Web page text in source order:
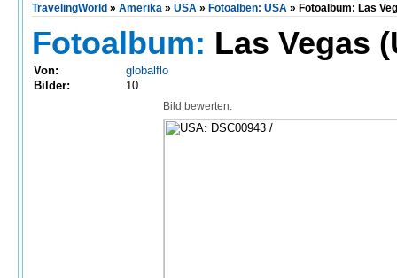
TravelingWorld » Amerika » USA » Fotoalben: USA » Fotoalbum: Las
Fotoalbum: Las Vegas
Von:
globalflo
Bilder:
10
Bild bewerten: